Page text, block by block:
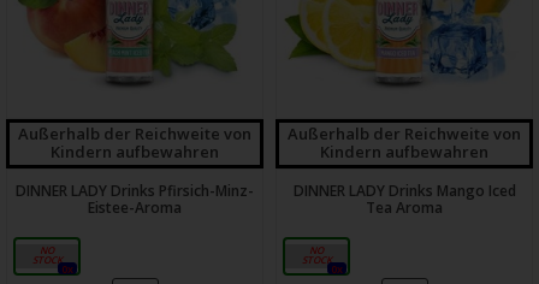
Außerhalb der Reichweite von
Kindern aufbewahren
DINNER LADY Drinks Pfirsich-Minz-
Eistee-Aroma
20 ml
0x
Außerhalb der Reichweite von
Kindern aufbewahren
DINNER LADY Drinks Mango Iced
Tea Aroma
20 ml
0x